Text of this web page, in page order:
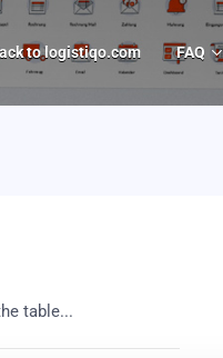
to logistiqo.com FAQ
table...